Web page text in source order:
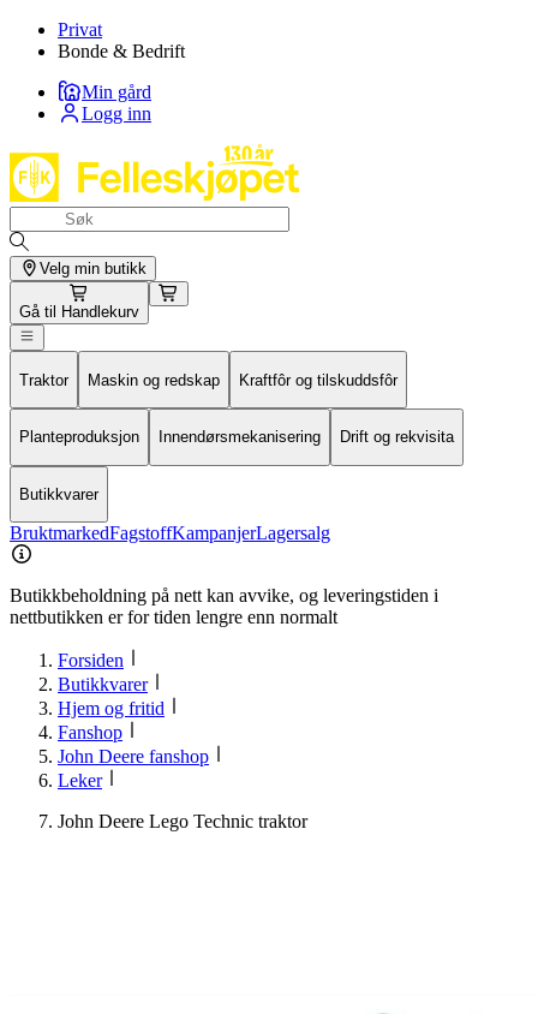
Privat
Bonde & Bedrift
Min gård
Logg inn
Velg min butikk
Gå til Handlekurv
Traktor Maskin og redskap Kraftfôr og tilskuddsfôr
Planteproduksjon Innendørsmekanisering Drift og rekvisita
Butikkvarer
BruktmarkedFagstoffKampanjerLagersalg
Butikkbeholdning på nett kan avvike, og leveringstiden i
nettbutikken er for tiden lengre enn normalt
Forsiden
Butikkvarer
Hjem og fritid
Fanshop
John Deere fanshop
Leker
John Deere Lego Technic traktor